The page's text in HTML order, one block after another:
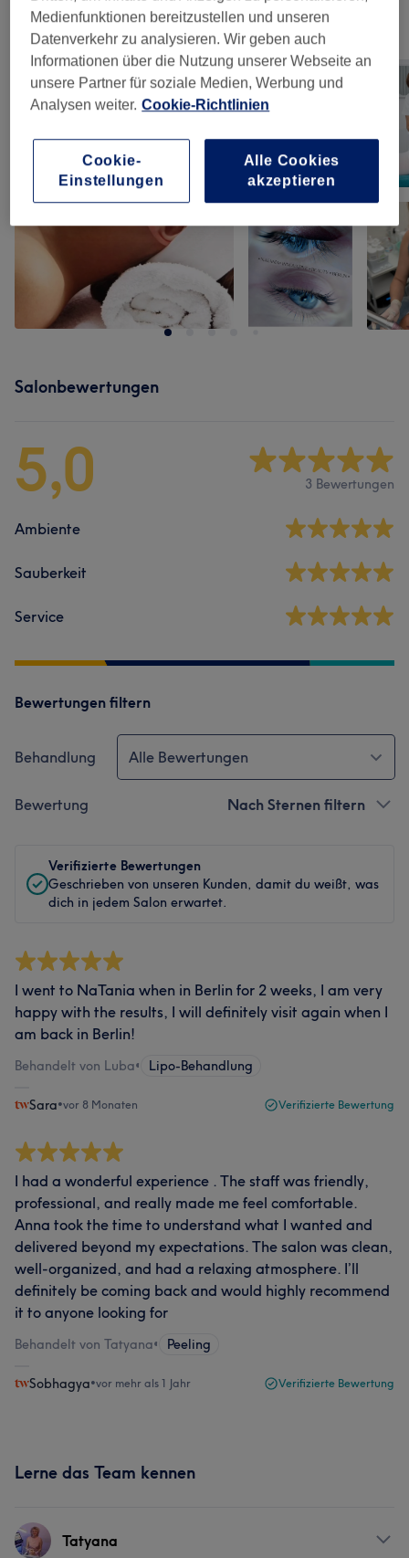
Unsere Arbeit
Bild anklicken für weitere Details
Salonbewertungen
5,0 3 Bewertungen
Ambiente
Sauberkeit
Service
Bewertungen filtern
Behandlung Alle Bewertungen
Bewertung Nach Sternen filtern
Verifizierte Bewertungen
Geschrieben von unseren Kunden, damit du weißt, was
dich in jedem Salon erwartet.
I went to NaTania when in Berlin for 2 weeks, I am very
happy with the results, I will definitely visit again when I
am back in Berlin!
Behandelt von Luba• Lipo-Behandlung
Sara•vor 8 Monaten Verifizierte Bewertung
I had a wonderful experience . The staff was friendly,
professional, and really made me feel comfortable.
Anna took the time to understand what I wanted and
delivered beyond my expectations. The salon was clean,
well-organized, and had a relaxing atmosphere. I’ll
definitely be coming back and would highly recommend
it to anyone looking for
Behandelt von Tatyana• Peeling
Sobhagya•vor mehr als 1 Jahr Verifizierte Bewertung
Lerne das Team kennen
Tatyana
Medienfunktionen bereitzustellen und unseren
Datenverkehr zu analysieren. Wir geben auch
Informationen über die Nutzung unserer Webseite an
unsere Partner für soziale Medien, Werbung und
Analysen weiter. Cookie-Richtlinien
Cookie-
Einstellungen
Alle Cookies
akzeptieren